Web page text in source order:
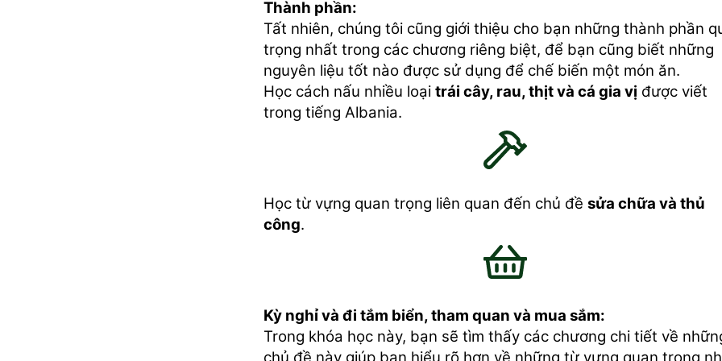
Thành phần:
Tất nhiên, chúng tôi cũng giới thiệu cho bạn những thành phần
trọng nhất trong các chương riêng biệt, để bạn cũng biết những
nguyên liệu tốt nào được sử dụng để chế biến một món ăn.
Học cách nấu nhiều loại trái cây, rau, thịt và cá gia vị được viết
trong tiếng Albania.
Học từ vựng quan trọng liên quan đến chủ đề sửa chữa và thủ
công.
Kỳ nghỉ và đi tắm biển, tham quan và mua sắm:
Trong khóa học này, bạn sẽ tìm thấy các chương chi tiết về